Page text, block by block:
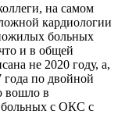
на самом
кардиологии
больных
и в общей
не 2020 году, а,
года по двойной
вошло в
больных с ОКС с